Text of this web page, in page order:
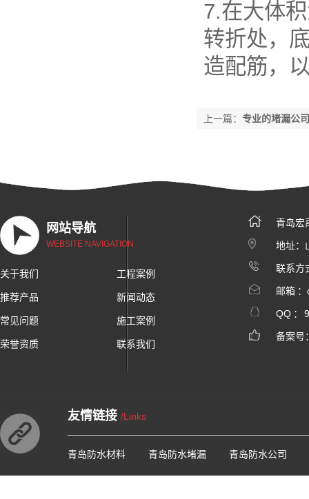
7.在大体
转折处，
造配筋，
上一篇： 专业的堵漏公
网站导航
WEBSITE NAVIGATION
关于我们 工程案例
推荐产品 新闻动态
常见问题 施工案例
荣誉资质 联系我们
青岛宏
地址：
联系方
邮箱
QQ ：
备案号
友情链接 /Links
青岛防水材料 青岛防水堵漏 青岛防水公司